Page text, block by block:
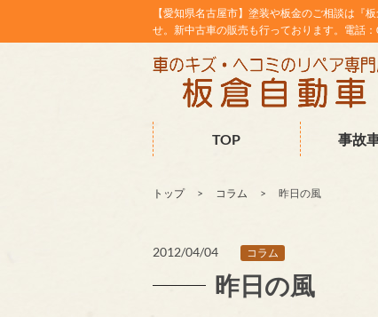
【愛知県名古屋市】塗装や板金のご相談は『
せ。新中古車の販売も行っております。電話
TOP 事故
トップ コラム 昨日の風
2012/04/04 コラム
昨日の風